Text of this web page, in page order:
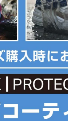
RED)